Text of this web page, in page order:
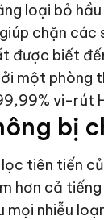
loại bỏ
chặn các
được biết
một phòng
vi-rút
bị
tiên tiến
hơn cả
nhiễu